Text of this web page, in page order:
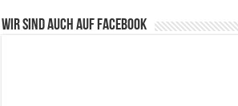
Wir sind auch auf Facebook